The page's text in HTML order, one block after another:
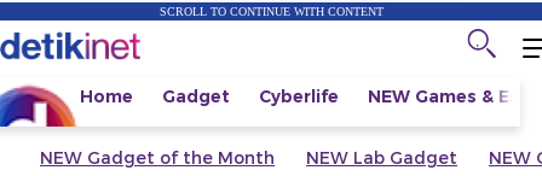
SCROLL TO CONTINUE WITH CONTENT
Home Gadget Cyberlife NEW Games &
NEW Gadget of the Month NEW Lab Gadget NEW